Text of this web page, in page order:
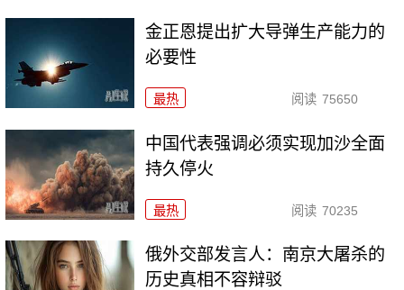
金正恩提出扩大导弹生产能力的
必要性
最热 阅读 75650
中国代表强调必须实现加沙全面
持久停火
最热 阅读 70235
俄外交部发言人：南京大屠杀的
历史真相不容辩驳